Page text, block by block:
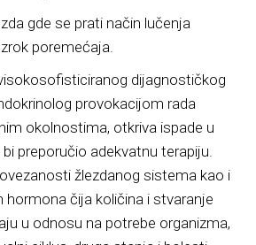
gde se prati način lučenja
poremećaja.
dijagnostičkog
provokacijom rada
okolnostima, otkriva ispade u
preporučio adekvatnu terapiju.
žlezdanog sistema kao i
čija količina i stvaranje
u odnosu na potrebe organizma,